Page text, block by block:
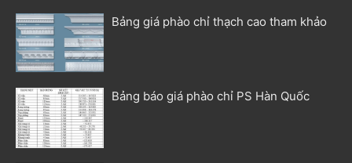
Bảng giá phào chỉ thạch cao tham khảo
Bảng báo giá phào chỉ PS Hàn Quốc